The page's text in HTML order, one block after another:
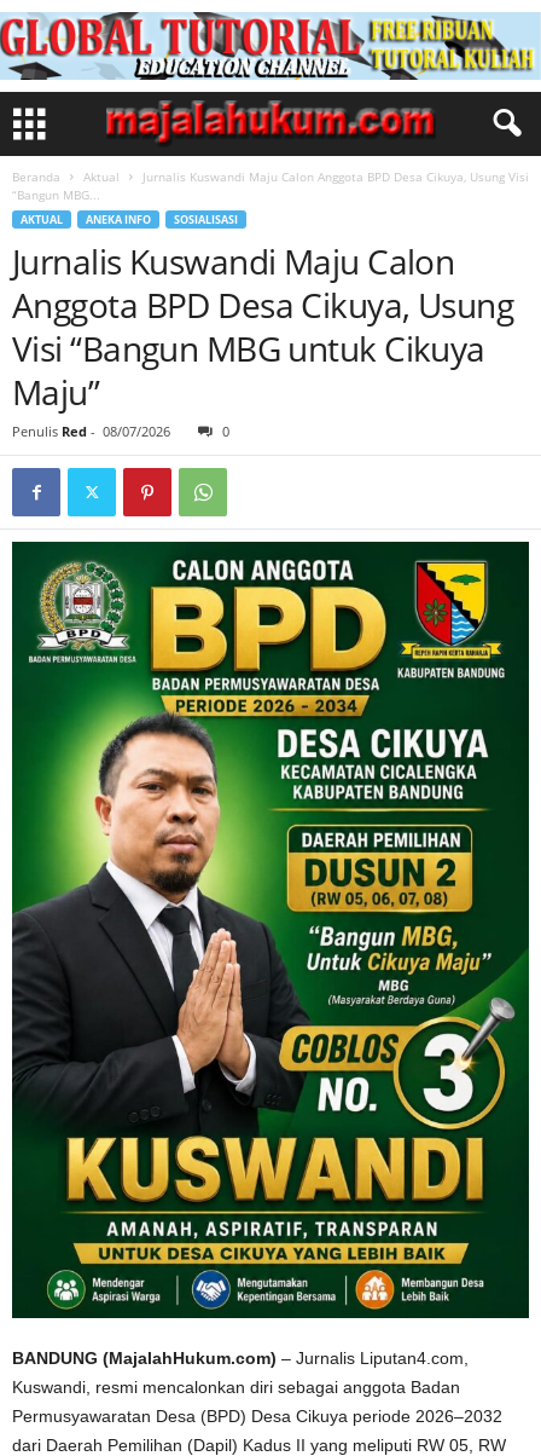
Beranda Aktual
Jurnalis Kuswandi Maju Calon Anggota BPD Desa Cikuya, Usung Visi
“Bangun MBG...
AKTUAL ANEKA INFO SOSIALISASI
Jurnalis Kuswandi Maju Calon
Anggota BPD Desa Cikuya, Usung
Visi “Bangun MBG untuk Cikuya
Maju”
Penulis Red - 08/07/2026 0
BANDUNG (MajalahHukum.com) – Jurnalis Liputan4.com,
Kuswandi, resmi mencalonkan diri sebagai anggota Badan
Permusyawaratan Desa (BPD) Desa Cikuya periode 2026–2032
dari Daerah Pemilihan (Dapil) Kadus II yang meliputi RW 05, RW